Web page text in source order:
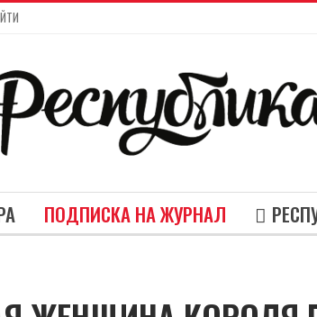
ПОДПИСКА НА ЖУРНАЛ